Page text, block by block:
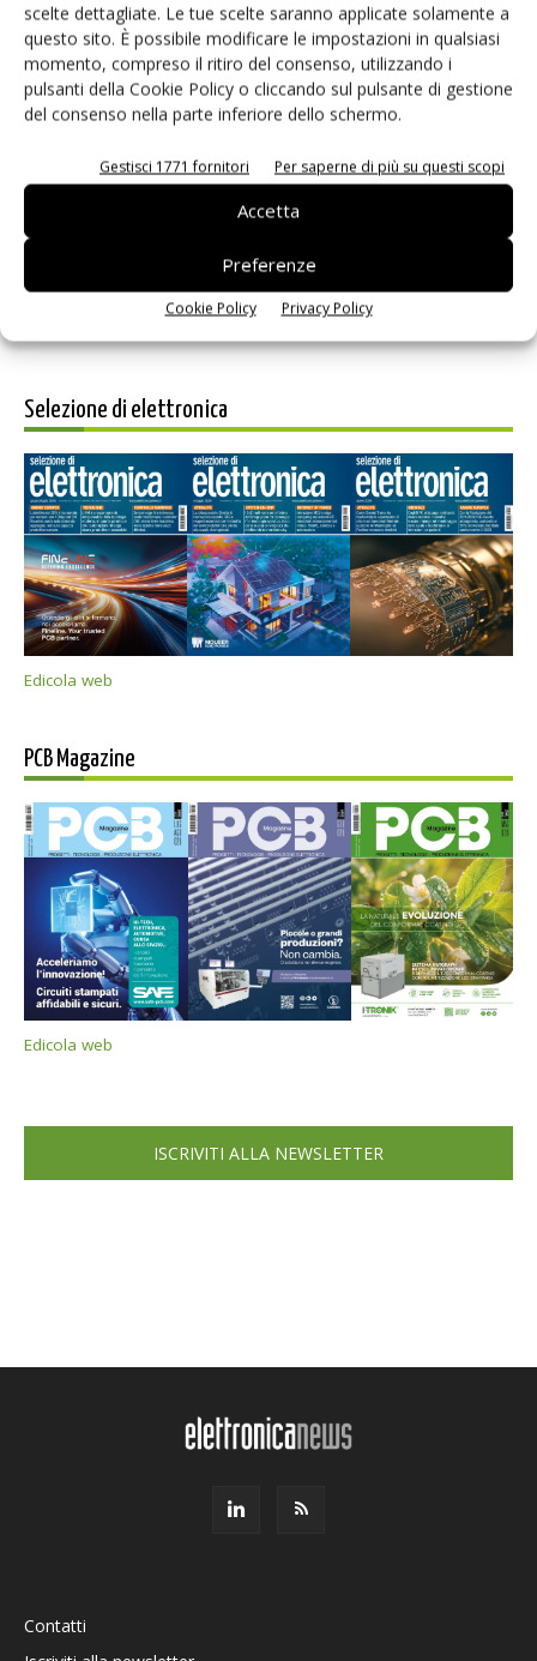
scelte dettagliate. Le tue scelte saranno applicate solamente a
questo sito. È possibile modificare le impostazioni in qualsiasi
momento, compreso il ritiro del consenso, utilizzando i
pulsanti della Cookie Policy o cliccando sul pulsante di gestione
del consenso nella parte inferiore dello schermo.
Gestisci 1771 fornitori Per saperne di più su questi scopi
Accetta
Preferenze
Cookie Policy Privacy Policy
Salva il mio nome, email e sito web in questo browser per i
prossimi commenti.
Selezione di elettronica
Edicola web
PCB Magazine
Edicola web
ISCRIVITI ALLA NEWSLETTER
Contatti